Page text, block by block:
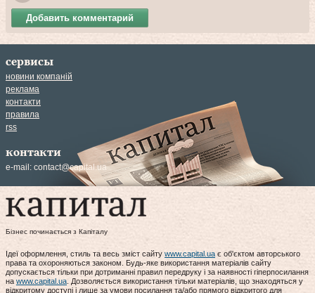
Добавить комментарий
сервисы
новини компаній
реклама
контакти
правила
rss
контакти
e-mail: contact@capital.ua
Бізнес починається з Капіталу
Ідеї оформлення, стиль та весь зміст сайту www.capital.ua є об'єктом авторського
права та охороняються законом. Будь-яке використання матеріалів сайту
допускається тільки при дотриманні правил передруку і за наявності гіперпосилання
на www.capital.ua . Дозволяється використання тільки матеріалів, що знаходяться у
відкритому доступі і лише за умови посилання та/або прямого відкритого для